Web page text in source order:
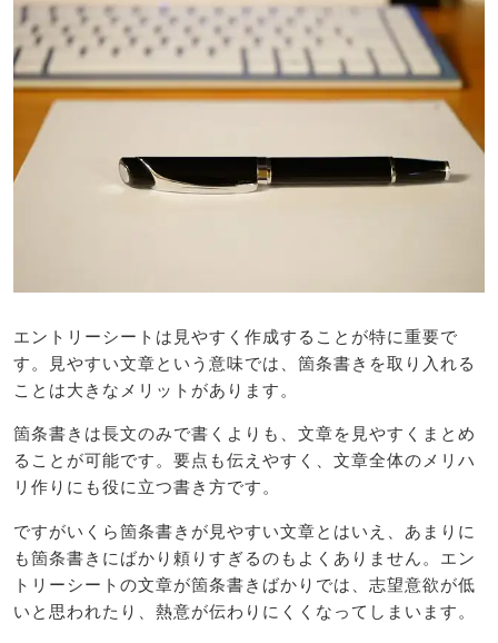
エントリーシートは見やすく作成することが特に重要で
す。見やすい文章という意味では、箇条書きを取り入れる
ことは大きなメリットがあります。
箇条書きは長文のみで書くよりも、文章を見やすくまとめ
ることが可能です。要点も伝えやすく、文章全体のメリハ
リ作りにも役に立つ書き方です。
ですがいくら箇条書きが見やすい文章とはいえ、あまりに
も箇条書きにばかり頼りすぎるのもよくありません。エン
トリーシートの文章が箇条書きばかりでは、志望意欲が低
いと思われたり、熱意が伝わりにくくなってしまいます。